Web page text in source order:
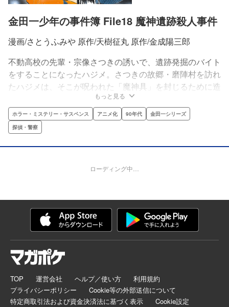
金田一少年の事件簿 File18 魔神遺跡殺人事件
漫画/さとうふみや 原作/天樹征丸 原作/金成陽三郎
不動高校の先輩・宗像さつきの誘いで、遺跡発掘のバイト
をすることになったハジメ。さつきの故郷・磨陣村を訪れ
たハジメは、そこが呪われた「魔神具」を封じるために造
られた村であることを知る。「４つの魔神具」に見立てら
れ、次々と殺されていく人々‥‥。村の守り神「凶鳥の
命」の祟りか？金田一少年が隠された真実に迫る!!
もっと見る
ホラー・ミステリー・サスペンス アニメ化 90年代
金田一シリーズ
探偵・警察
ローディング中…
TOP 運営会社 ヘルプ／使い方
利用規約
プライバシーポリシー
Cookie等の外部送信について
特定商取引法および資金決済法に基づく表示
Cookie設定